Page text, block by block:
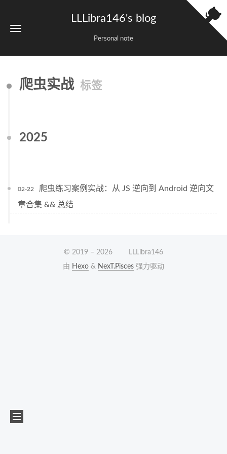
LLLibra146's blog
Personal note
爬虫实战 标签
2025
02-22
爬虫练习案例实战：从 JS 逆向到 Android 逆向文
章合集 && 总结
© 2019 –2026
LLLibra146
由 Hexo & NexT.Pisces 强力驱动